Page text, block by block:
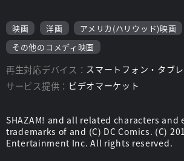
映画 洋画 アメリカ(ハリウッド)映画
その他のコメディ映画
再生対応デバイス： スマートフォン・タブ
サービス提供： ビデオマーケット
SHAZAM! and all related characters and
trademarks of and (C) DC Comics. (C)
Entertainment Inc. All rights reserved.